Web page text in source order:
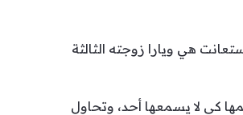
هي ويارا زوجته الثالثة
كي لا يسمعها أحد، وتحاول